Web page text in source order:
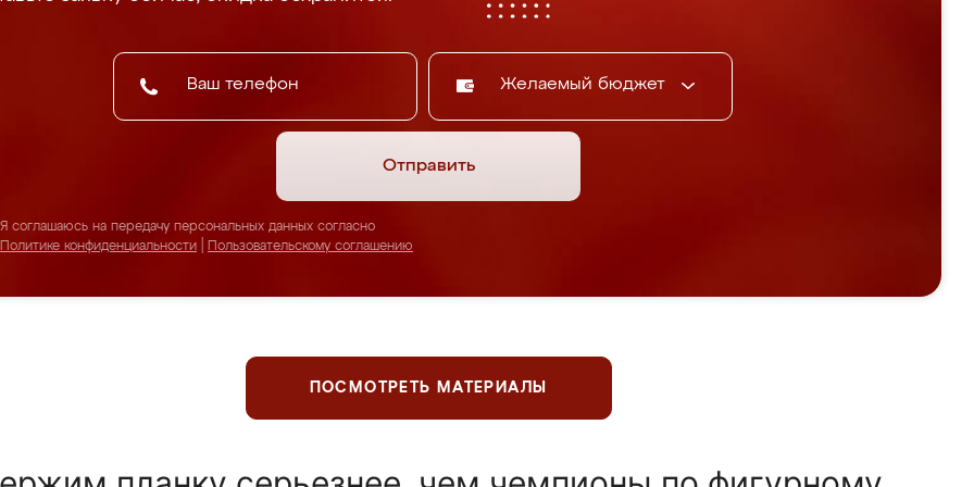
Желаемый бюджет
Отправить
Я соглашаюсь на передачу персональных данных согласно
Политике конфиденциальности
Пользовательскому соглашению
ПОСМОТРЕТЬ МАТЕРИАЛЫ